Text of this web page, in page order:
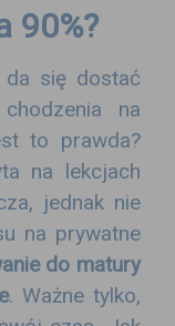
90%?
da się dostać
na
to prawda?
na lekcjach
jednak nie
na prywatne
do matury
. Ważne tylko,